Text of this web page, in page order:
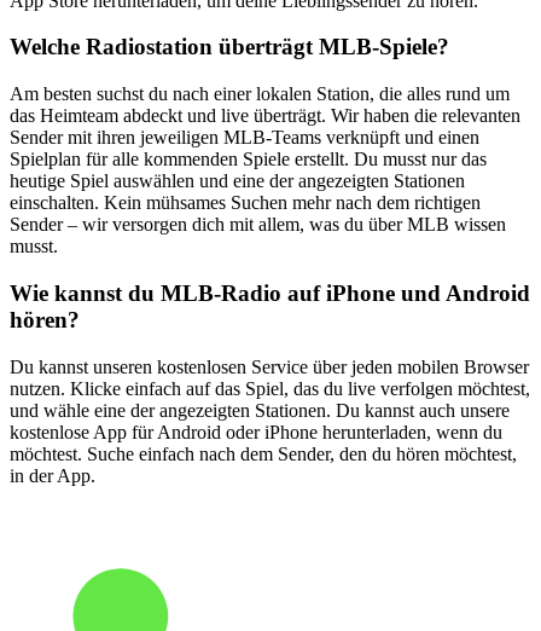
Welche Radiostation überträgt MLB-Spiele?
Am besten suchst du nach einer lokalen Station, die alles rund um
das Heimteam abdeckt und live überträgt. Wir haben die relevanten
Sender mit ihren jeweiligen MLB-Teams verknüpft und einen
Spielplan für alle kommenden Spiele erstellt. Du musst nur das
heutige Spiel auswählen und eine der angezeigten Stationen
einschalten. Kein mühsames Suchen mehr nach dem richtigen
Sender – wir versorgen dich mit allem, was du über MLB wissen
musst.
Wie kannst du MLB-Radio auf iPhone und Android
hören?
Du kannst unseren kostenlosen Service über jeden mobilen Browser
nutzen. Klicke einfach auf das Spiel, das du live verfolgen möchtest,
und wähle eine der angezeigten Stationen. Du kannst auch unsere
kostenlose App für Android oder iPhone herunterladen, wenn du
möchtest. Suche einfach nach dem Sender, den du hören möchtest,
in der App.